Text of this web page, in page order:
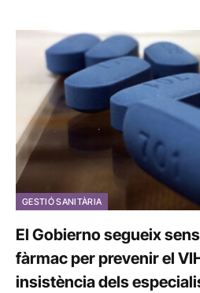
GESTIÓ SANITÀRIA
El Gobierno segueix
fàrmac per prevenir el
insistència dels